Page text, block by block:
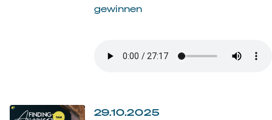
gewinnen
29.10.2025